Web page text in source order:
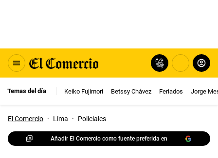
Temas del día Keiko Fujimori Betssy Chávez Feriados Jorge
El Comercio · Lima · Policiales
Añadir El Comercio como fuente preferida en